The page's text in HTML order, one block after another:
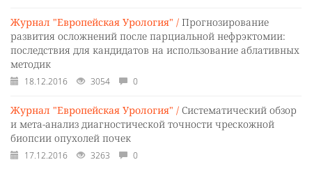
Журнал "Европейская Урология" / Прогнозирование
развития осложнений после парциальной нефрэктомии:
последствия для кандидатов на использование аблативных
методик
18.12.2016 3054 0
Журнал "Европейская Урология" / Систематический обзор
и мета-анализ диагностической точности чрескожной
биопсии опухолей почек
17.12.2016 3263 0